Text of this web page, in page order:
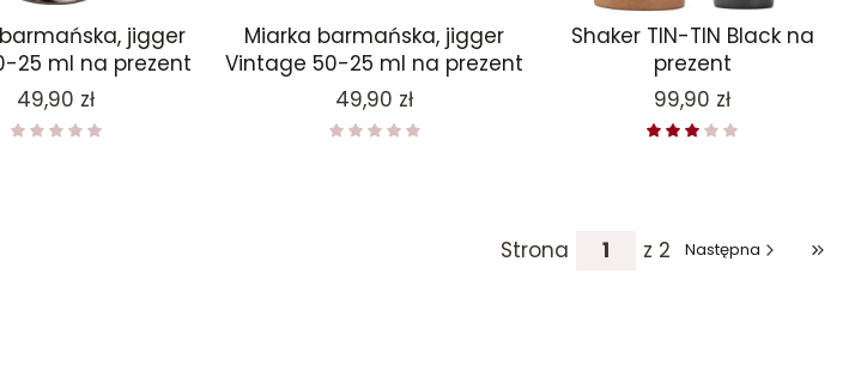
jigger
25 ml na prezent
Cena
49,90 zł
Miarka barmańska, jigger
Vintage 50-25 ml na prezent
Cena
49,90 zł
Shaker TIN-TIN Black na
prezent
Cena
99,90 zł
Strona z 2 Następna